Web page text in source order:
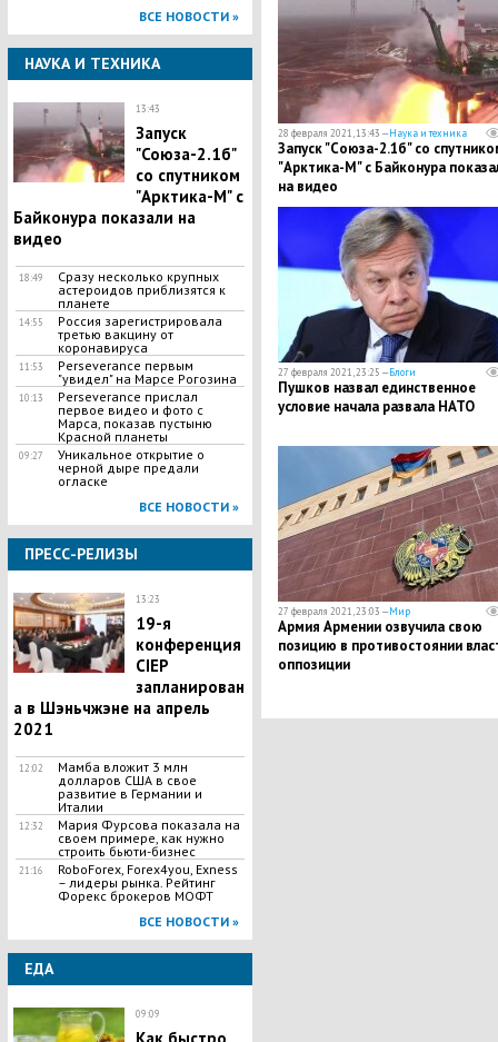
ВСЕ НОВОСТИ »
НАУКА И ТЕХНИКА
13:43
Запуск
"Союза-2.1б"
со спутником
"Арктика-М" с
Байконура показали на
видео
18:49
Сразу несколько крупных
астероидов приблизятся к
планете
14:55
Россия зарегистрировала
третью вакцину от
коронавируса
11:53
Perseverance первым
"увидел" на Марсе Рогозина
10:13
Perseverance прислал
первое видео и фото с
Марса, показав пустыню
Красной планеты
09:27
Уникальное открытие о
черной дыре предали
огласке
ВСЕ НОВОСТИ »
ПРЕСС-РЕЛИЗЫ
13:23
19-я
конференция
CIEP
запланирован
а в Шэньчжэне на апрель
2021
12:02
Мамба вложит 3 млн
долларов США в свое
развитие в Германии и
Италии
12:32
Мария Фурсова показала на
своем примере, как нужно
строить бьюти-бизнес
21:16
RoboForex, Forex4you, Exness
– лидеры рынка. Рейтинг
Форекс брокеров МОФТ
ВСЕ НОВОСТИ »
ЕДА
09:09
28 февраля 2021, 13:43 —Наука и техника
Запуск "Союза-2.1б" со
"Арктика-М" с Байконура
на видео
27 февраля 2021, 23:25 —Блоги
Пушков назвал единственное
условие начала развала НАТО
27 февраля 2021, 23:03 —Мир
Армия Армении озвучила свою
позицию в противостоянии
оппозиции